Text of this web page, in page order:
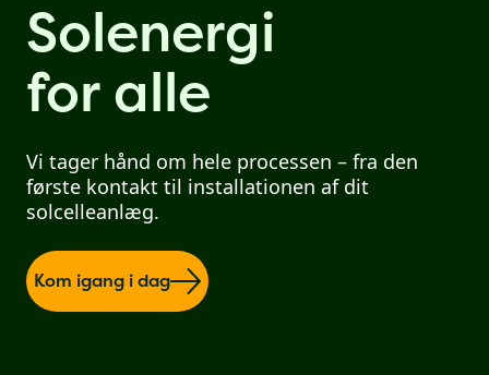
Solenergi
for alle
Vi tager hånd om hele processen – fra den
første kontakt til installationen af dit
solcelleanlæg.
Kom igang i dag